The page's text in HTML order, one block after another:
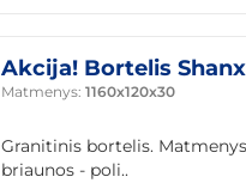
Akcija! Bortelis
Matmenys: 1160x120x30
Granitinis bortelis.
briaunos - poli..